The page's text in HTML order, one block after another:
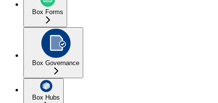
Box Forms
Box Governance
Box Hubs